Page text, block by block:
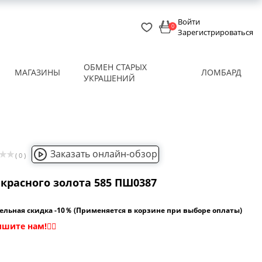
0 Войти
Зарегистрироваться
МАГАЗИНЫ
ОБМЕН СТАРЫХ
УКРАШЕНИЙ
ЛОМБАРД
( 0 ) Заказать онлайн-обзор
золота 585 ПШ0387
скидка -10％ (Применяется в корзине при выборе оплаты)